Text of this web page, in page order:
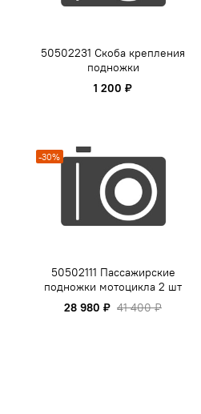
50502231 Скоба крепления
подножки
1 200 ₽
-30%
50502111 Пассажирские
подножки мотоцикла 2 шт
28 980 ₽ 41 400 ₽